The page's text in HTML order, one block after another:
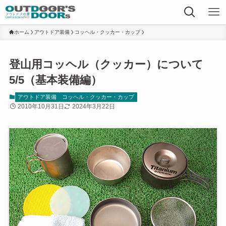
ホーム アウトドア装備 コッヘル・クッカー・カップ
登山用コッヘル（クッカー）について
5/5（基本装備編）
アウトドア装備 コッヘル・クッカー・カップ
2010年10月31日 2024年3月22日